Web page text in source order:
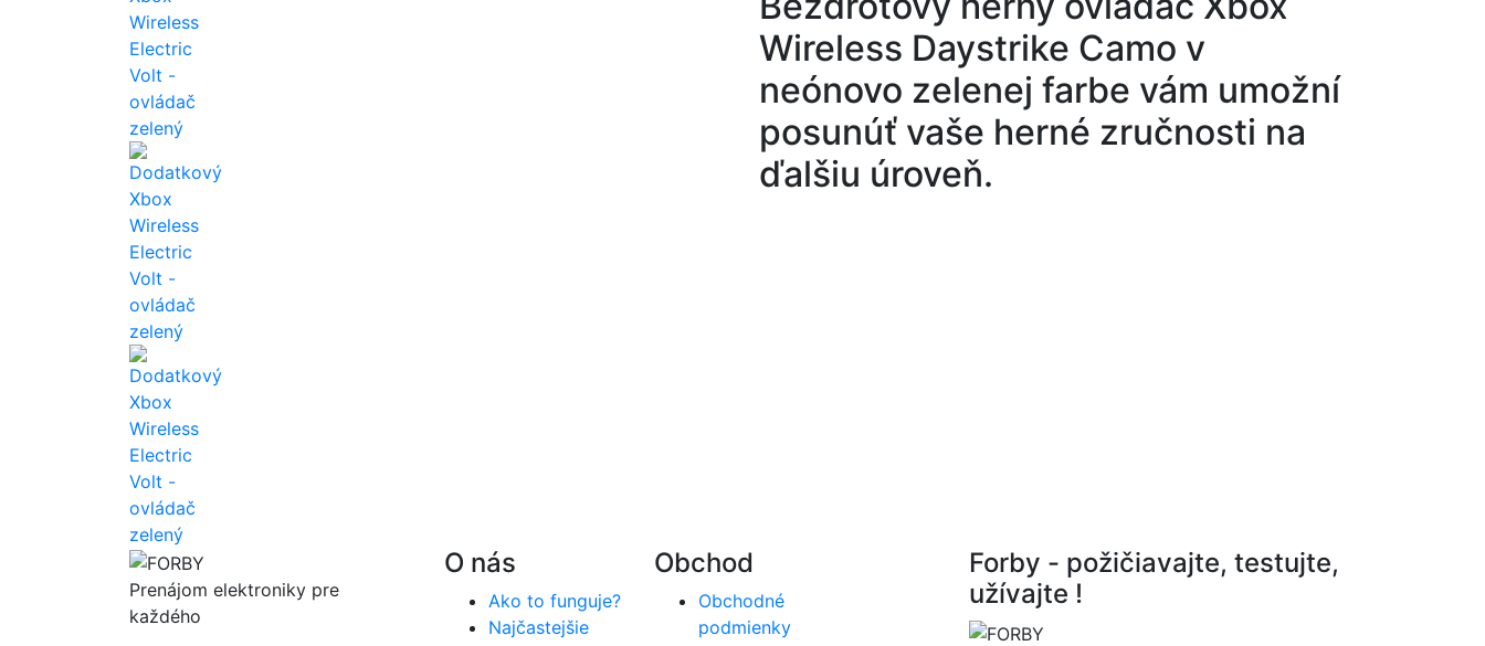
Wireless Daystrike Camo v
neónovo zelenej farbe vám umožní
posunúť vaše herné zručnosti na
ďalšiu úroveň.
Prenájom elektroniky pre
každého
O nás
Ako to funguje?
Najčastejšie
Obchod
Obchodné
podmienky
Forby - požičiavajte, testujte,
užívajte !